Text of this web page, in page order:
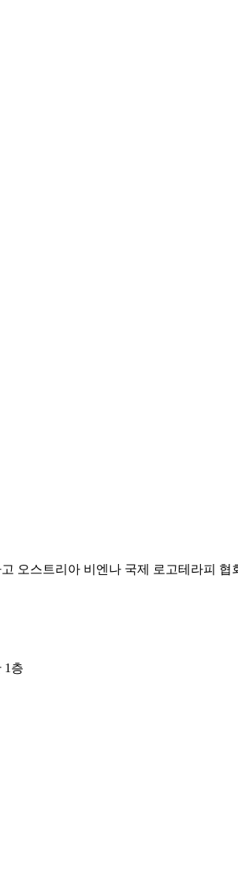
오스트리아 비엔나 국제 로고테라피
1층